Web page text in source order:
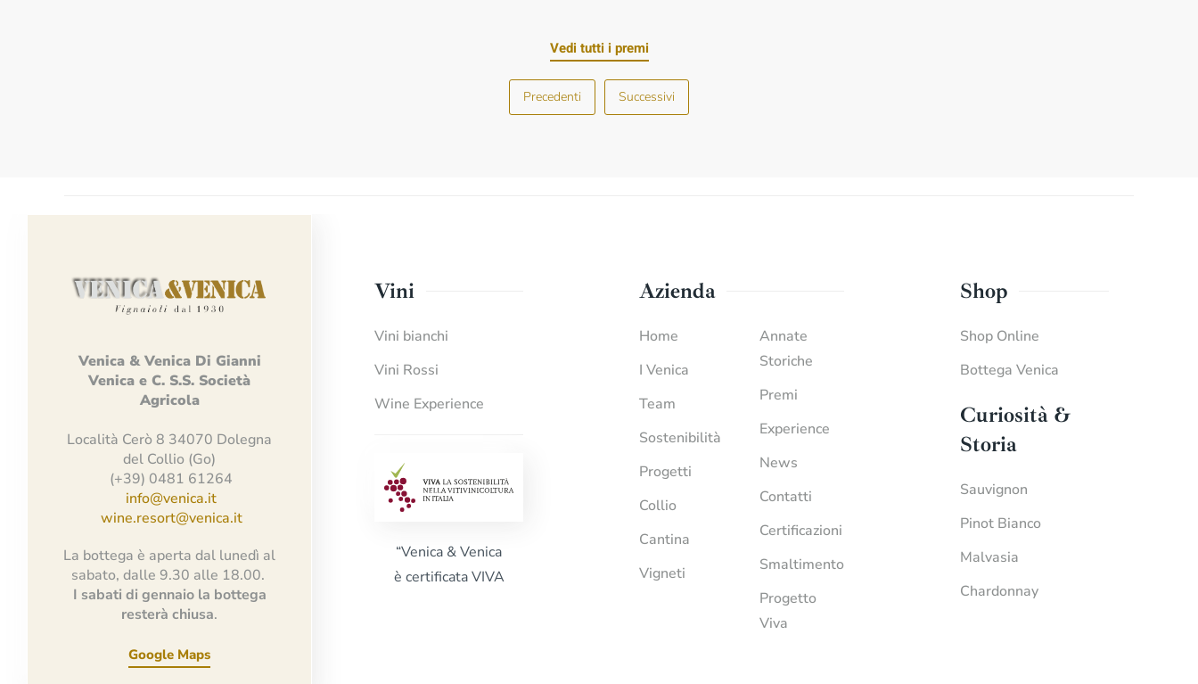
Vedi tutti i premi
Precedenti Successivi
Venica &Venica Di Gianni
VenicaeC. S.S. Società
Agricola
Località Cerò 8 34070 Dolegna
del Collio (Go)
(+39) 0481 61264
info@venica.it
wine.resort@venica.it
La bottega è aperta dal lunedì al
sabato, dalle 9.30 alle 18.00.
I sabati di gennaio la bottega
resterà chiusa.
Google Maps
Vini
Vini bianchi
Vini Rossi
Wine Experience
“Venica & Venica
è certificata VIVA
Azienda
Home
I Venica
Team
Sostenibilità
Progetti
Collio
Cantina
Vigneti
Annate
Storiche
Premi
Experience
News
Contatti
Certificazioni
Smaltimento
Progetto
Viva
Shop
Shop Online
Bottega Venica
Curiosità &
Storia
Sauvignon
Pinot Bianco
Malvasia
Chardonnay